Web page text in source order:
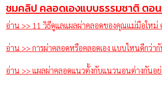
ชมคลิป คลอดเองแบบธรรมชาติ ตอ
อ่าน >> 11 วิธีดูแลแผลผ่าคลอดของคุณแม่มือใหม่
อ่าน >> การผ่าคลอดหรือคลอดเอง แบบไหนดีกว่า
อ่าน >> แผลผ่าคลอดแนวตั้งกับแนวนอนต่างกันอ